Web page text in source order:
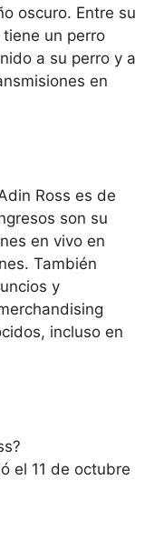
oscuro. Entre su
un perro
a su perro y a
en
Ross es de
son su
en vivo en
También
y
incluso en
el 11 de octubre